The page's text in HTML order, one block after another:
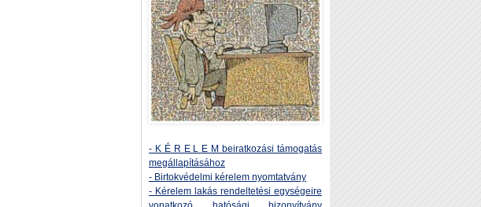
- K É R E L E M beiratkozási támogatás
megállapításához
- Birtokvédelmi kérelem nyomtatvány
- Kérelem lakás rendeltetési egységeire